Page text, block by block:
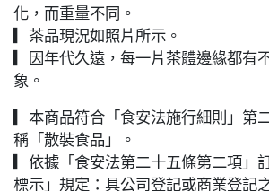
化，而重量不同。
▎茶品現況如照片所示。
▎因年代久遠，每一片茶體邊緣都有
象。
▎本商品符合「食安法施行細則」第
稱「散裝食品」。
▎依據「食安法第二十五條第二項」
標示」規定：具公司登記或商業登記